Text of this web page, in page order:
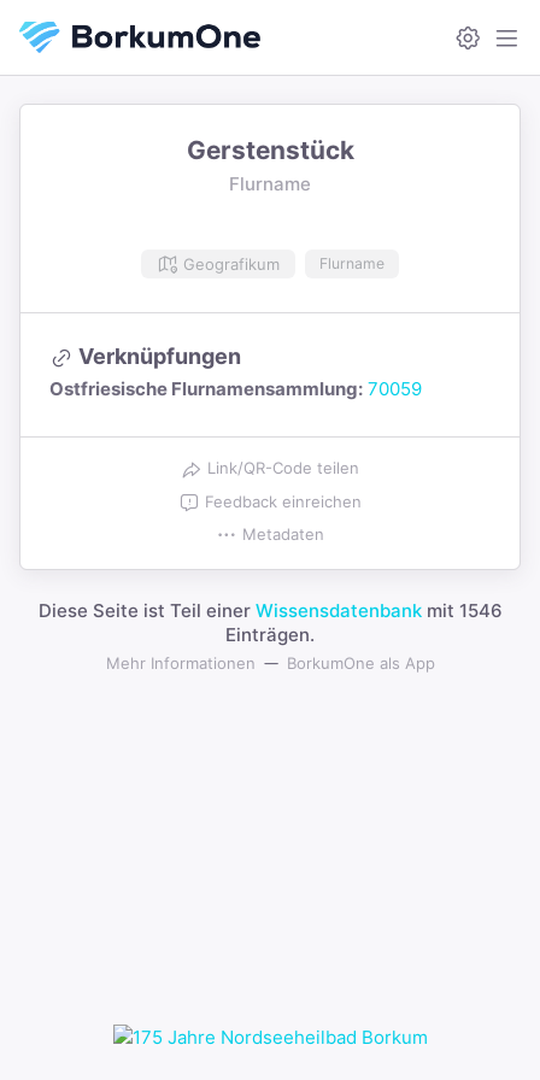
Gerstenstück
Flurname
Geografikum Flurname
Verknüpfungen
Ostfriesische Flurnamensammlung: 70059
Link/QR-Code teilen
Feedback einreichen
Metadaten
Diese Seite ist Teil einer Wissensdatenbankmit 1546
Einträgen.
Mehr Informationen BorkumOne als App